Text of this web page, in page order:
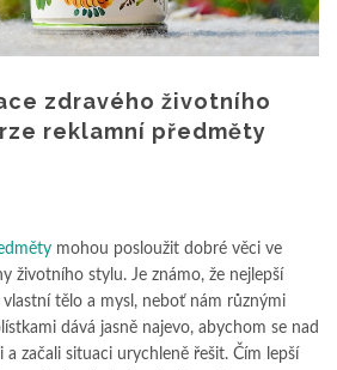
zdravého životního
reklamní předměty
mohou posloužit dobré věci ve
životního stylu. Je známo, že nejlepší
vlastní tělo a mysl, neboť nám různými
dává jasně najevo, abychom se nad
a začali situaci urychleně řešit. Čím lepší